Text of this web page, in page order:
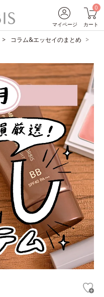
マイページ
0
カート
コラム&エッセイのまとめ